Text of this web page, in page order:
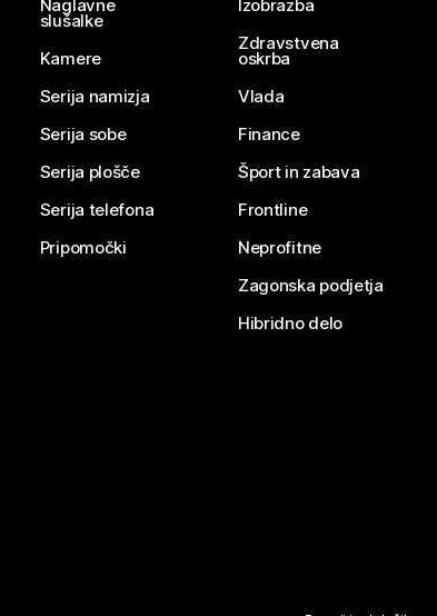
Naglavne
slušalke
Kamere
Serija namizja
Serija sobe
Serija plošče
Serija telefona
Pripomočki
Izobrazba
Zdravstvena
oskrba
Vlada
Finance
Šport in zabava
Frontline
Neprofitne
Zagonska podjetja
Hibridno delo